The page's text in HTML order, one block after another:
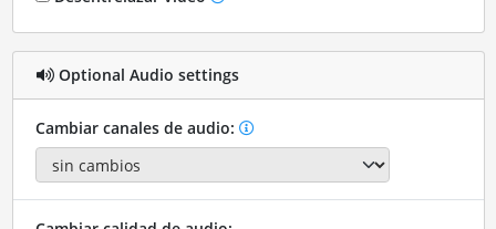
Optional Audio settings
Cambiar canales de audio: